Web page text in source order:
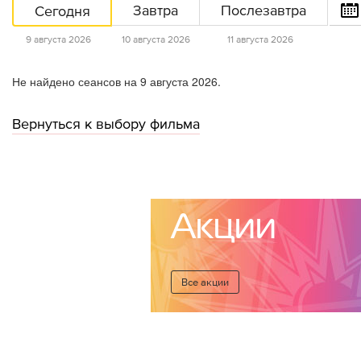
Сегодня
9 августа 2026
Завтра
10 августа 2026
Послезавтра
11 августа 2026
Не найдено сеансов на 9 августа 2026.
Вернуться к выбору фильма
Акции
Все акции